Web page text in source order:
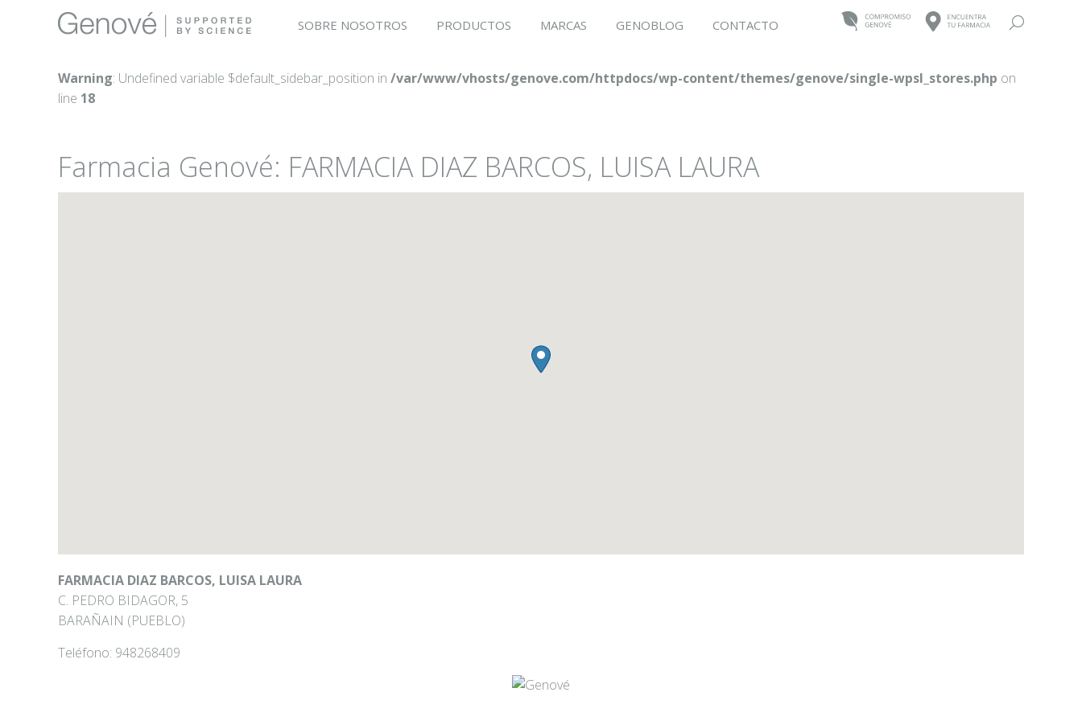
SOBRE NOSOTROS PRODUCTOS MARCAS GENOBLOG CONTACTO Buscar:
Warning: Undefined variable $default_sidebar_position in /var/www/vhosts/genove.com/httpdocs/wp-content/themes/genove/single-wpsl_stores.php on
line 18
Farmacia Genové: FARMACIA DIAZ BARCOS, LUISA LAURA
FARMACIA DIAZ BARCOS, LUISA LAURA
C. PEDRO BIDAGOR, 5
BARAÑAIN (PUEBLO)
Teléfono: 948268409